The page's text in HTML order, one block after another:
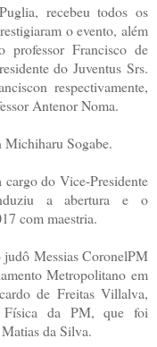
recebeu todos os
o evento, além
professor Francisco de
do Juventus Srs.
respectivamente,
Antenor Noma.
Michiharu Sogabe.
do Vice-Presidente
a abertura e o
com maestria.
Messias CoronelPM
Metropolitano em
de Freitas Villalva,
Física da PM, que foi
da Silva.